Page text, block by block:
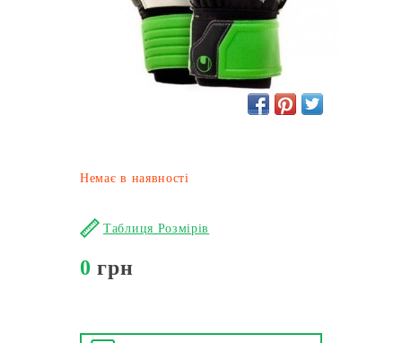
Немає в наявності
Таблиця Розмірів
0 грн